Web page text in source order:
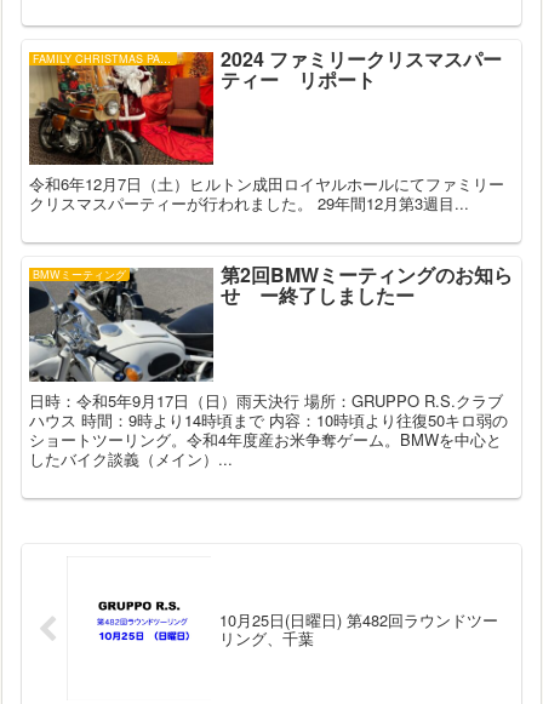
2024 ファミリークリスマスパー
ティー リポート
令和6年12月7日（土）ヒルトン成田ロイヤルホールにてファミリー
クリスマスパーティーが行われました。 29年間12月第3週目...
BMWミーティング 第2回BMWミーティングのお知ら
せ ー終了しましたー
日時：令和5年9月17日（日）雨天決行 場所：GRUPPO R.S.クラブ
ハウス 時間：9時より14時頃まで 内容：10時頃より往復50キロ弱の
ショートツーリング。令和4年度産お米争奪ゲーム。BMWを中心と
したバイク談義（メイン）...
10月25日(日曜日) 第482回ラウンドツー
リング、千葉